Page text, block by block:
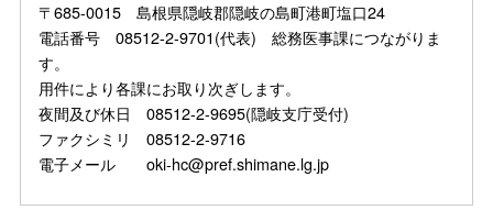
〒685-0015 島根県隠岐郡隠岐の島町港町塩口24
電話番号 08512-2-9701(代表) 総務医事課につながりま
す。
用件により各課にお取り次ぎします。
夜間及び休日 08512-2-9695(隠岐支庁受付)
ファクシミリ 08512-2-9716
電子メール oki-hc@pref.shimane.lg.jp